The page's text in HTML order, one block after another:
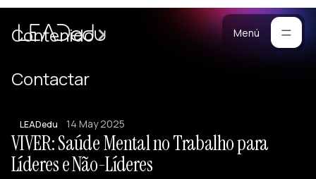
Menú
Metodología
Contenido
Casos
Blog
Materiales
Contactar
VIVER: Saúde Mental no Trabalho para
Líderes e Não-Líderes
LEADedu 14 May 2025